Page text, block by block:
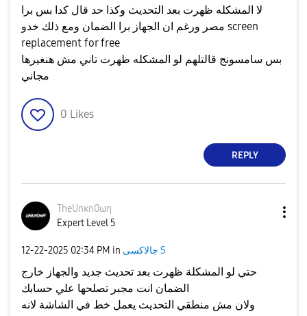
لا المشكله ظهرت بعد التحديث وكذا حد قال كدا بس برا
مصر ورغم ان الجهاز برا الضمان ومع ذلك خدو screen
replacement for free
بس سامسونج قالتلهم لو المشكله ظهرت تاني مش هنغيرها
مجاني
0 Likes
REPLY
TheUnκn0ωη
Expert Level 5
‎12-22-2025 02:34 PM in جالاكسى S
حتي لو المشكلة ظهرت بعد تحديث جديد والجهاز خارج
الضمان انت مجبر تصلحها علي حسابك
ولان مش منطقي التحديث يعمل خط في الشاشة لانه